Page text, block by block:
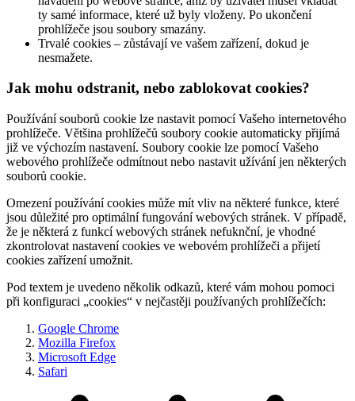
ty samé informace, které už byly vloženy. Po ukončení
prohlížeče jsou soubory smazány.
Trvalé cookies – zůstávají ve vašem zařízení, dokud je
nesmažete.
Jak mohu odstranit, nebo zablokovat cookies?
Používání souborů cookie lze nastavit pomocí Vašeho internetového
prohlížeče. Většina prohlížečů soubory cookie automaticky přijímá
již ve výchozím nastavení. Soubory cookie lze pomocí Vašeho
webového prohlížeče odmítnout nebo nastavit užívání jen některých
souborů cookie.
Omezení používání cookies může mít vliv na některé funkce, které
jsou důležité pro optimální fungování webových stránek. V případě,
že je některá z funkcí webových stránek nefuknční, je vhodné
zkontrolovat nastavení cookies ve webovém prohlížeči a přijetí
cookies zařízení umožnit.
Pod textem je uvedeno několik odkazů, které vám mohou pomoci
při konfiguraci „cookies“ v nejčastěji používaných prohlížečích:
Google Chrome
Mozilla Firefox
Microsoft Edge
Safari